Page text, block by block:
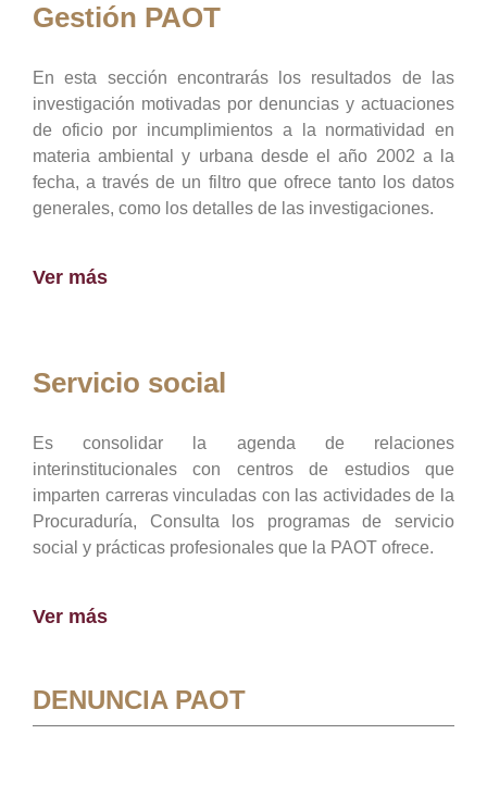
Gestión PAOT
En esta sección encontrarás los resultados de las
investigación motivadas por denuncias y actuaciones
de oficio por incumplimientos a la normatividad en
materia ambiental y urbana desde el año 2002 a la
fecha, a través de un filtro que ofrece tanto los datos
generales, como los detalles de las investigaciones.
Ver más
Servicio social
Es consolidar la agenda de relaciones
interinstitucionales con centros de estudios que
imparten carreras vinculadas con las actividades de la
Procuraduría, Consulta los programas de servicio
social y prácticas profesionales que la PAOT ofrece.
Ver más
DENUNCIA PAOT